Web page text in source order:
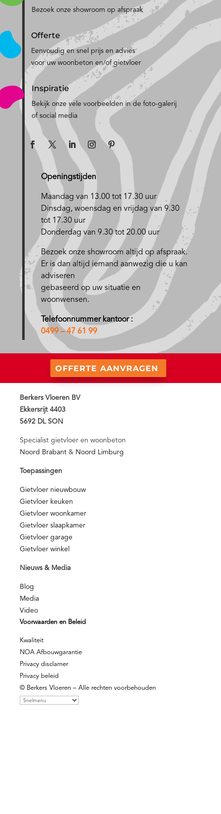
Bezoek onze showroom op afspraak
Offerte
Eenvoudig en snel prijs en advies
voor uw woonbeton en/of gietvloer
Inspiratie
Bekijk onze vele voorbeelden in de foto-galerij
of social media
Openingstijden
Maandag van 13.00 tot 17.30 uur
Dinsdag, woensdag en vrijdag van 9.30
tot 17.30 uur
Donderdag van 9.30 tot 20.00 uur
Bezoek onze showroom altijd op afspraak.
Er is dan altijd iemand aanwezig die u kan
adviseren
gebaseerd op uw situatie en
woonwensen.
Telefoonnummer kantoor :
0499 – 47 61 99
OFFERTE AANVRAGEN
Berkers Vloeren BV
Ekkersrijt 4403
5692 DL SON
Specialist gietvloer en woonbeton
Noord Brabant & Noord Limburg
Toepassingen
Gietvloer nieuwbouw
Gietvloer keuken
Gietvloer woonkamer
Gietvloer slaapkamer
Gietvloer garage
Gietvloer winkel
Nieuws & Media
Blog
Media
Video
Voorwaarden en Beleid
Kwaliteit
NOA Afbouwgarantie
Privacy disclamer
Privacy beleid
© Berkers Vloeren – Alle rechten voorbehouden